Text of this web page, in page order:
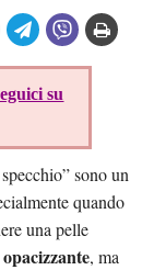
su
sono un
quando
una pelle
, ma